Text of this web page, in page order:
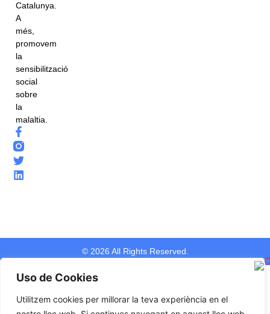
Uso de Cookies
Utilitzem cookies per millorar la teva experiència en el
Catalunya.
A
més,
promovem
la
sensibilització
social
sobre
la
malaltia.
© 2026 All Rights Reserved.